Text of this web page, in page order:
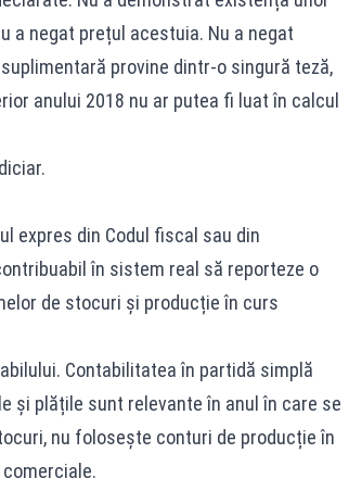
a negat prețul acestuia. Nu a negat
provine dintr-o singură teză,
anului 2018 nu ar putea fi luat în calcul
expres din Codul fiscal sau din
în sistem real să reporteze o
de stocuri și producție în curs
Contabilitatea în partidă simplă
și plățile sunt relevante în anul în care se
nu folosește conturi de producție în